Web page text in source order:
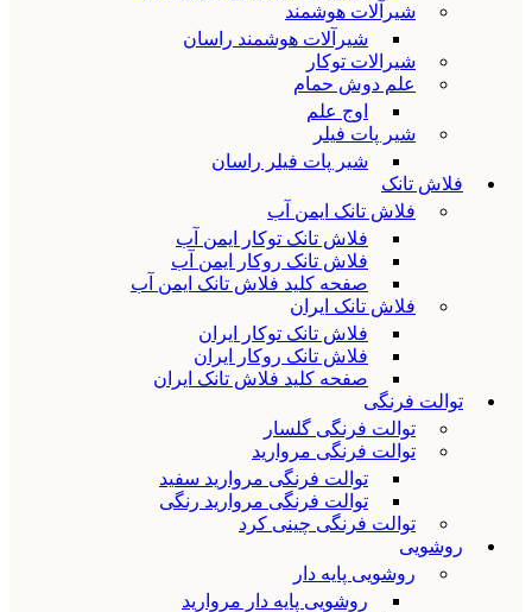
شیرآلات هوشمند
شیرآلات هوشمند راسان
شیرالات توکار
علم دوش حمام
اوج علم
شیر پات فیلر
شیر پات فیلر راسان
فلاش تانک
فلاش تانک ایمن آب
فلاش تانک توکار ایمن آب
فلاش تانک روکار ایمن آب
صفحه کلید فلاش تانک ایمن آب
فلاش تانک ایران
فلاش تانک توکار ایران
فلاش تانک روکار ایران
صفحه کلید فلاش تانک ایران
توالت فرنگی
توالت فرنگی گلسار
توالت فرنگی مروارید
توالت فرنگی مروارید سفید
توالت فرنگی مروارید رنگی
توالت فرنگی چینی کرد
روشویی
روشویی پایه دار
روشویی پایه دار مروارید